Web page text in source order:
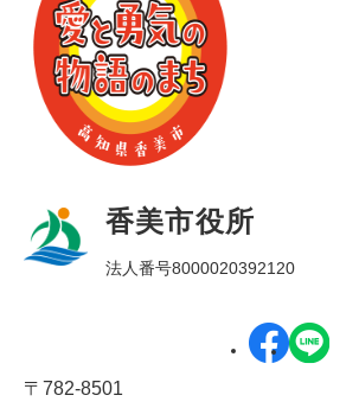
香美市役所
法人番号8000020392120
〒782-8501